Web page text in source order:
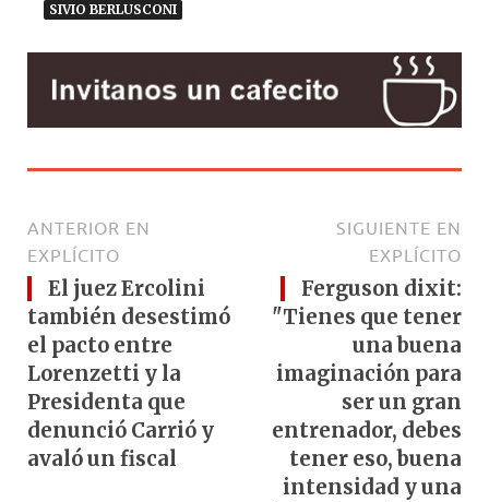
SIVIO BERLUSCONI
ANTERIOR EN
EXPLÍCITO
El juez Ercolini
también desestimó
el pacto entre
Lorenzetti y la
Presidenta que
denunció Carrió y
avaló un fiscal
SIGUIENTE EN
EXPLÍCITO
Ferguson dixit:
"Tienes que tener
una buena
imaginación para
ser un gran
entrenador, debes
tener eso, buena
intensidad y una